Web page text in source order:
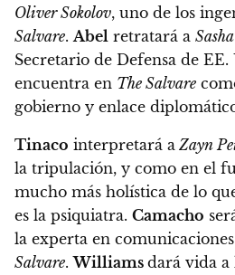
Oliver Sokolov, uno de los
Salvare.Abel retratará a
Secretario de Defensa de EE.
encuentra en The Salvare
gobierno y enlace
Tinaco interpretará a Zayn
la tripulación, y como en el
mucho más holística de lo
es la psiquiatra. Camacho
la experta en
Salvare.Williams dará vida